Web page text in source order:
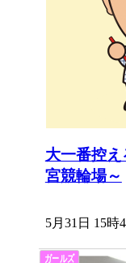
大一番控
宮競輪場～
5月31日 15時